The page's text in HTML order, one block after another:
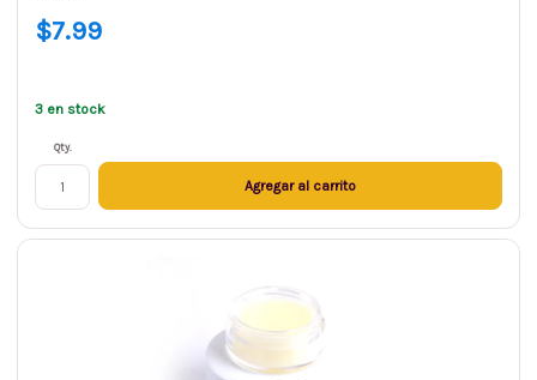
$7.99
3 en stock
Qty.
Agregar al carrito